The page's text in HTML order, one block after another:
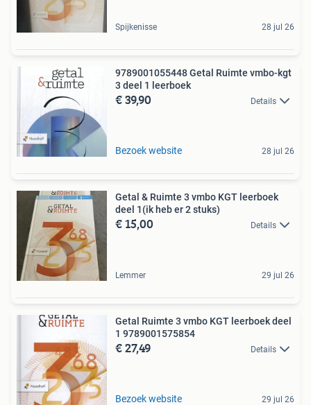
Spijkenisse 28 jul 26
9789001055448 Getal Ruimte vmbo-kgt
3 deel 1 leerboek
€ 39,90 Details
Bezoek website 28 jul 26
Getal & Ruimte 3 vmbo KGT leerboek
deel 1(ik heb er 2 stuks)
€ 15,00 Details
Lemmer 29 jul 26
Getal Ruimte 3 vmbo KGT leerboek deel
1 9789001575854
€ 27,49 Details
Bezoek website 29 jul 26